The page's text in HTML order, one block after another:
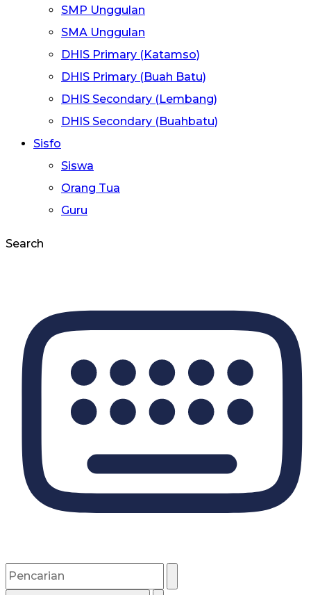
SMP Unggulan
SMA Unggulan
DHIS Primary (Katamso)
DHIS Primary (Buah Batu)
DHIS Secondary (Lembang)
DHIS Secondary (Buahbatu)
Sisfo
Siswa
Orang Tua
Guru
Search